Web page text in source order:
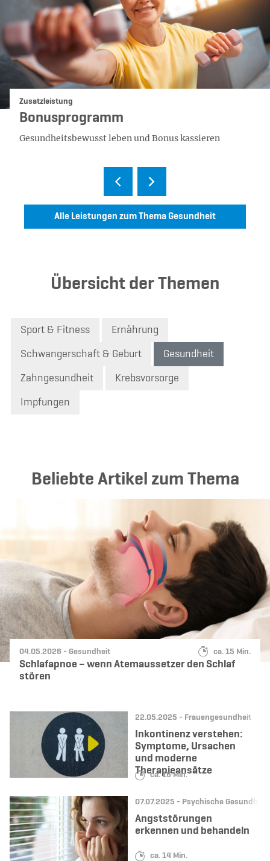
Kategorie:
Zusatzleistung
Bonusprogramm
Gesundheitsbewusst leben und Bonus kassieren
Alle Leistungen zum Thema Gesundheit
Übersicht der Themen
Sport & Fitness Ernährung
Schwangerschaft & Geburt Gesundheit
Zahngesundheit Krebsvorsorge
Impfungen
Beliebte Artikel zum Thema
Datum:
04.05.2026 - Kategorie:
Gesundheit Lesedauer:
ca. 15 Min.
Schlafapnoe – wenn Atemaussetzer den Schlaf
stören
Datum:
22.05.2025 - Kategorie:
Frauengesundheit
Lesedauer:
ca. 16 Min.
Inkontinenz verstehen:
Symptome, Ursachen
und moderne
Therapieansätze
Datum:
07.07.2025 - Kategorie:
Psychische Gesundheit
Lesedauer:
ca. 14 Min.
Angststörungen
erkennen und behandeln